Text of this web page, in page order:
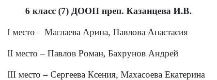
6 класс (7) ДООП преп. Казанцева И.В.
I место – Маглаева Арина, Павлова Анастасия
II место – Павлов Роман, Бахрунов Андрей
III место – Сергеева Ксения, Махасоева Екатерина